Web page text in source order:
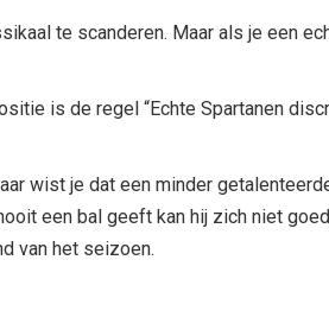
te scanderen. Maar als je een
is de regel “Echte Spartanen
wist je dat een minder
een bal geeft kan hij zich niet
van het seizoen.